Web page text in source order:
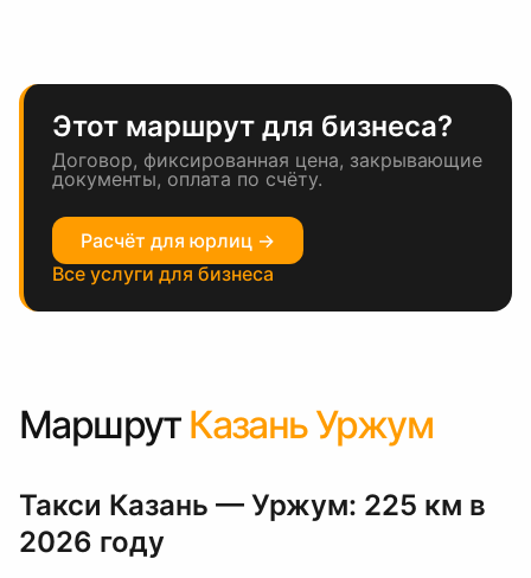
Этот маршрут для бизнеса?
Договор, фиксированная цена, закрывающие
документы, оплата по счёту.
Расчёт для юрлиц →
Все услуги для бизнеса
Маршрут Казань Уржум
Такси Казань — Уржум: 225 км в
2026 году